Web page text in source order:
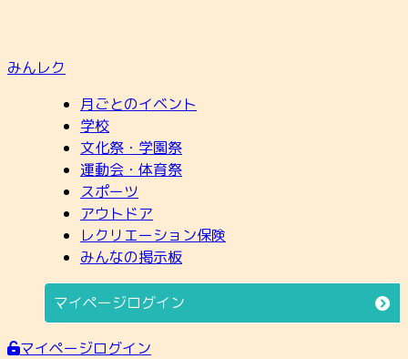
みんレク
月ごとのイベント
学校
文化祭・学園祭
運動会・体育祭
スポーツ
アウトドア
レクリエーション保険
みんなの掲示板
マイページログイン
マイページログイン